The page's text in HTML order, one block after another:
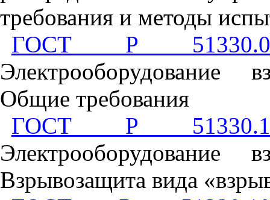
требования и методы
ГОСТ Р 51330.0-
Электрооборудование
Общие требования
ГОСТ Р 51330.1-
Электрооборудование
Взрывозащита вида «взры